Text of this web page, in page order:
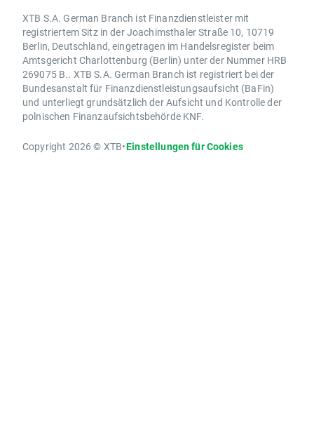
XTB S.A. German Branch ist Finanzdienstleister mit
registriertem Sitz in der Joachimsthaler Straße 10, 10719
Berlin, Deutschland, eingetragen im Handelsregister beim
Amtsgericht Charlottenburg (Berlin) unter der Nummer HRB
269075 B.. XTB S.A. German Branch ist registriert bei der
Bundesanstalt für Finanzdienstleistungsaufsicht (BaFin)
und unterliegt grundsätzlich der Aufsicht und Kontrolle der
polnischen Finanzaufsichtsbehörde KNF.
Copyright 2026 © XTB•Einstellungen für Cookies